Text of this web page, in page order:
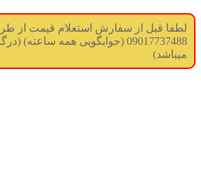
لطفا قبل از سفارش استعلام قیمت از
09017737488 (جوابگویی همه ساعته)
میباشد)